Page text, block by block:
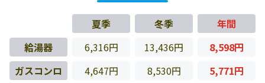
夏季 冬季
年間
給湯器
6,316円 13,436円
8,598円
ガスコンロ
4,647円 8,530円 5,771円